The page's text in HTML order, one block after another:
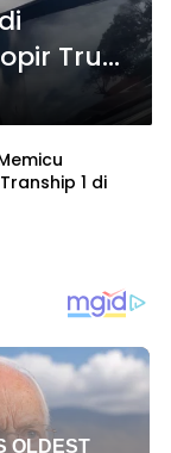
Truk
1 di